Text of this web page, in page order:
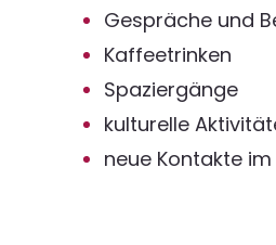
Gespräche und
Kaffeetrinken
Spaziergänge
kulturelle
neue Kontakte